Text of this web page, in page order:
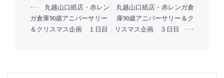
投
稿
ゲ
⟵
丸越山口紙店・赤レン
ガ倉庫90歳アニバーサリー
＆クリスマス企画 １日目
丸越山口紙店・赤レンガ倉
庫90歳アニバーサリー＆ク
リスマス企画 ３日目
⟶